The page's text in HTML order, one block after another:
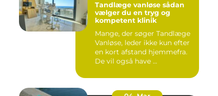
Tandlæge vanløse sådan
vælger du en tryg og
kompetent klinik
Mange, der søger Tandlæge
Vanløse, leder ikke kun efter
en kort afstand hjemmefra.
De vil også have ...